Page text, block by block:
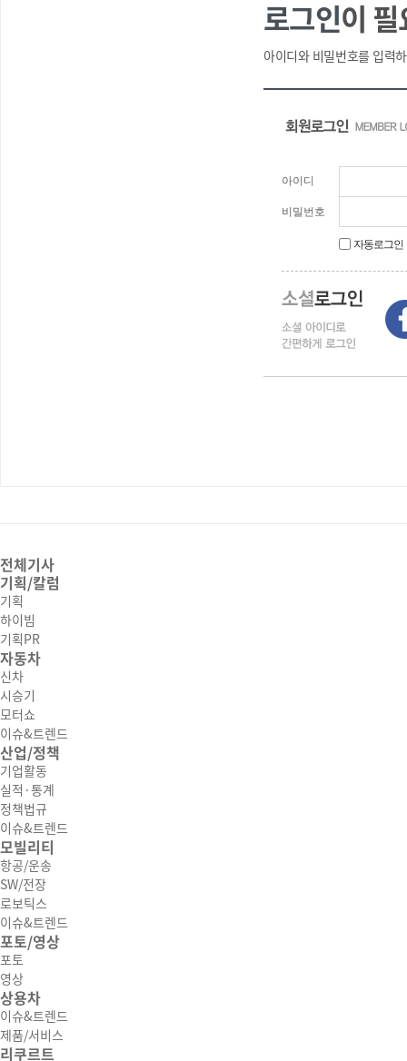
로그인이 필
아이디와 비밀번호를 입력
아이디
비밀번호
자동로그인
전체기사
기획/칼럼
기획
하이빔
기획PR
자동차
신차
시승기
모터쇼
이슈&트렌드
산업/정책
기업활동
실적·통계
정책법규
이슈&트렌드
모빌리티
항공/운송
SW/전장
로보틱스
이슈&트렌드
포토/영상
포토
영상
상용차
이슈&트렌드
제품/서비스
리쿠르트